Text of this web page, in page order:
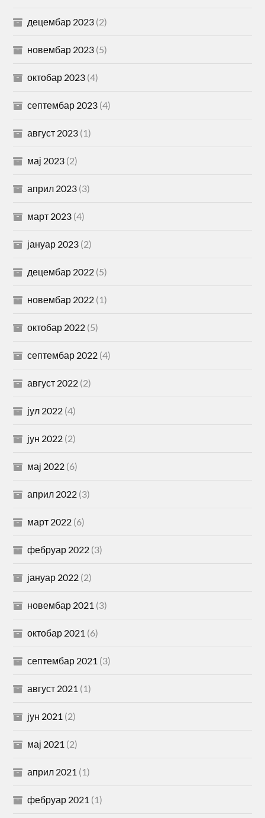
децембар 2023 (2)
новембар 2023 (5)
октобар 2023 (4)
септембар 2023 (4)
август 2023 (1)
мај 2023 (2)
април 2023 (3)
март 2023 (4)
јануар 2023 (2)
децембар 2022 (5)
новембар 2022 (1)
октобар 2022 (5)
септембар 2022 (4)
август 2022 (2)
јул 2022 (4)
јун 2022 (2)
мај 2022 (6)
април 2022 (3)
март 2022 (6)
фебруар 2022 (3)
јануар 2022 (2)
новембар 2021 (3)
октобар 2021 (6)
септембар 2021 (3)
август 2021 (1)
јун 2021 (2)
мај 2021 (2)
април 2021 (1)
фебруар 2021 (1)